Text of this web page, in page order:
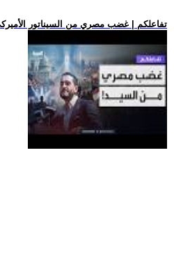
.. تفاعلكم | غضب مصري من السيناتور